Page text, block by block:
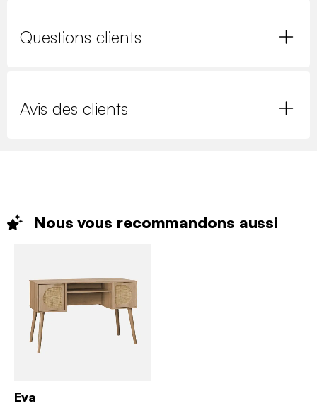
Questions clients
Avis des clients
Nous vous recommandons aussi
Eva